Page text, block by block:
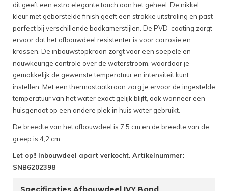
dit geeft een extra elegante touch aan het geheel. De nikkel
kleur met geborstelde finish geeft een strakke uitstraling en past
perfect bij verschillende badkamerstijlen. De PVD-coating zorgt
ervoor dat het afbouwdeel resistenter is voor corrosie en
krassen. De inbouwstopkraan zorgt voor een soepele en
nauwkeurige controle over de waterstroom, waardoor je
gemakkelijk de gewenste temperatuur en intensiteit kunt
instellen. Met een thermostaatkraan zorg je ervoor de ingestelde
temperatuur van het water exact gelijk blijft, ook wanneer een
huisgenoot op een andere plek in huis water gebruikt.
De breedte van het afbouwdeel is 7,5 cm en de breedte van de
greep is 4,2 cm.
Let op!! Inbouwdeel apart verkocht. Artikelnummer:
SNB6202398